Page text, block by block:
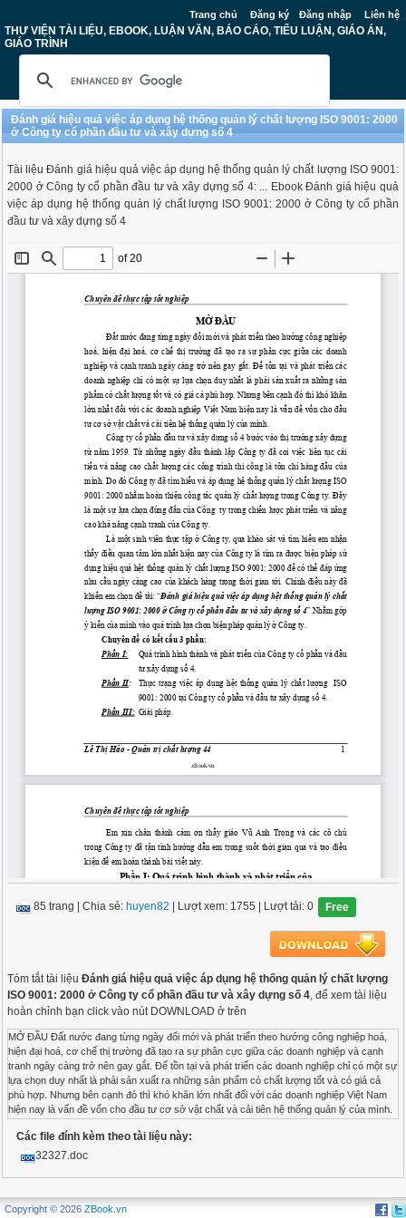
Trang chủ Đăng ký Đăng nhập Liên hệ
THƯ VIỆN TÀI LIỆU, EBOOK, LUẬN VĂN, BÁO CÁO, TIỂU LUẬN, GIÁO ÁN,
GIÁO TRÌNH
Đánh giá hiệu quả việc áp dụng hệ thống quản lý chất lượng ISO 9001: 2000
ở Công ty cổ phần đầu tư và xây dựng số 4
Tài liệu Đánh giá hiệu quả việc áp dụng hệ thống quản lý chất lượng ISO 9001:
2000 ở Công ty cổ phần đầu tư và xây dựng số 4: ... Ebook Đánh giá hiệu quả
việc áp dụng hệ thống quản lý chất lượng ISO 9001: 2000 ở Công ty cổ phần
đầu tư và xây dựng số 4
85 trang |Chia sẻ: huyen82 | Lượt xem: 1755 | Lượt tải: 0 Free
Tóm tắt tài liệuĐánh giá hiệu quả việc áp dụng hệ thống quản lý chất lượng
ISO 9001: 2000 ở Công ty cổ phần đầu tư và xây dựng số 4, để xem tài liệu
hoàn chỉnh bạn click vào nút DOWNLOAD ở trên
MỞ ĐẦU Đất nước đang từng ngày đổi mới và phát triển theo hướng công nghiệp hoá,
hiện đại hoá, cơ chế thị trường đã tạo ra sự phân cực giữa các doanh nghiệp và cạnh
tranh ngày càng trở nên gay gắt. Để tồn tại và phát triển các doanh nghiệp chỉ có một sự
lựa chọn duy nhất là phải sản xuất ra những sản phẩm có chất lượng tốt và có giá cả
phù hợp. Nhưng bên cạnh đó thì khó khăn lớn nhất đối với các doanh nghiệp Việt Nam
hiện nay là vấn đề vốn cho đầu tư cơ sở vật chất và cải tiên hệ thống quản lý của mình.
Từ những ngày đầu thành lập Công ty đã coi việc liên tục cải tiến và nâng cao chất
lượng các công trình thi công là tôn chỉ hàng đầu của mình. Do đó Công ty đã tìm hiểu
và áp dụng hệ thống quản lý chất lượng ISO 9001: 2000 nhằm hoàn thiện công tác quản
lý chất lượng trong Công ty. Đây là một sự lựa chọn đúng đắn của Công ty trong chiến
lược phát triển và nâng cao khả năng cạnh tranh của Công ty. Là một sinh viên thực tập
ở Công ty, qua khảo sát và tìm hiểu em nhận thấy điều quan tâm lớn nhất hiện nay của
Các file đính kèm theo tài liệu này:
32327.doc
Copyright © 2026 ZBook.vn